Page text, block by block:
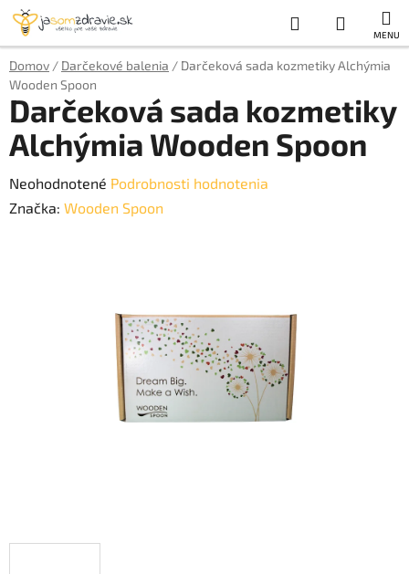
Prejsť
obsah
Hľadať
KOŠÍK
Domov / Darčekové balenia / Darčeková sada kozmetiky Alchýmia
Wooden Spoon
Darčeková sada kozmetiky
Alchýmia Wooden Spoon
Priemerné
hodnotenie
Neohodnotené Podrobnosti hodnotenia
Značka: Wooden Spoon